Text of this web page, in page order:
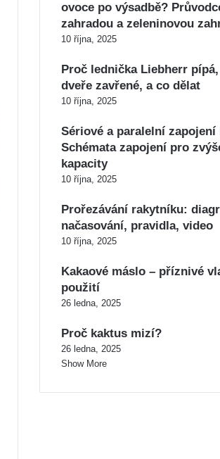
ovoce po výsadbě?
zahradou a zeleninovou
10 října, 2025
Proč lednička Liebherr
dveře zavřené, a co dělat
10 října, 2025
Sériové a paralelní zapojení
Schémata zapojení pro
kapacity
10 října, 2025
Prořezávání rakytníku:
načasování, pravidla, video
10 října, 2025
Kakaové máslo – příznivé
použití
26 ledna, 2025
Proč kaktus mizí?
26 ledna, 2025
Show More